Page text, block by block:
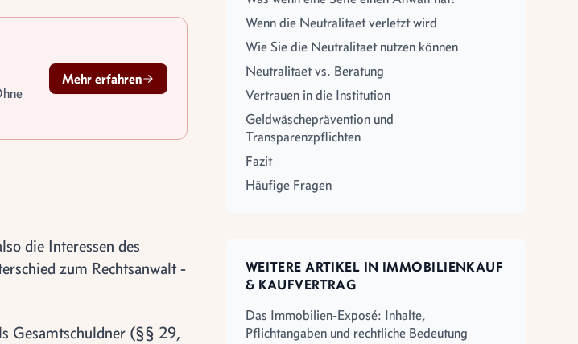
Mehr erfahren
die Interessen des
zum Rechtsanwalt -
Gesamtschuldner (§§ 29,
Wenn die Neutralitaet verletzt wird
Wie Sie die Neutralitaet nutzen können
Neutralitaet vs. Beratung
Vertrauen in die Institution
Geldwäscheprävention und
Transparenzpflichten
Fazit
Häufige Fragen
WEITERE ARTIKEL IN IMMOBILIENKAUF
& KAUFVERTRAG
Das Immobilien-Exposé: Inhalte,
Pflichtangaben und rechtliche Bedeutung